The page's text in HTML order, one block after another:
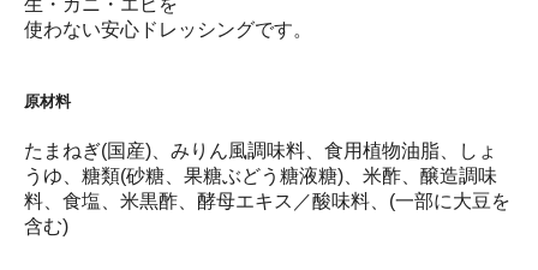
生・カニ・エビを
使わない安心ドレッシングです。
原材料
たまねぎ(国産)、みりん風調味料、食用植物油脂、しょ
うゆ、糖類(砂糖、果糖ぶどう糖液糖)、米酢、醸造調味
料、食塩、米黒酢、酵母エキス／酸味料、(一部に大豆を
含む)